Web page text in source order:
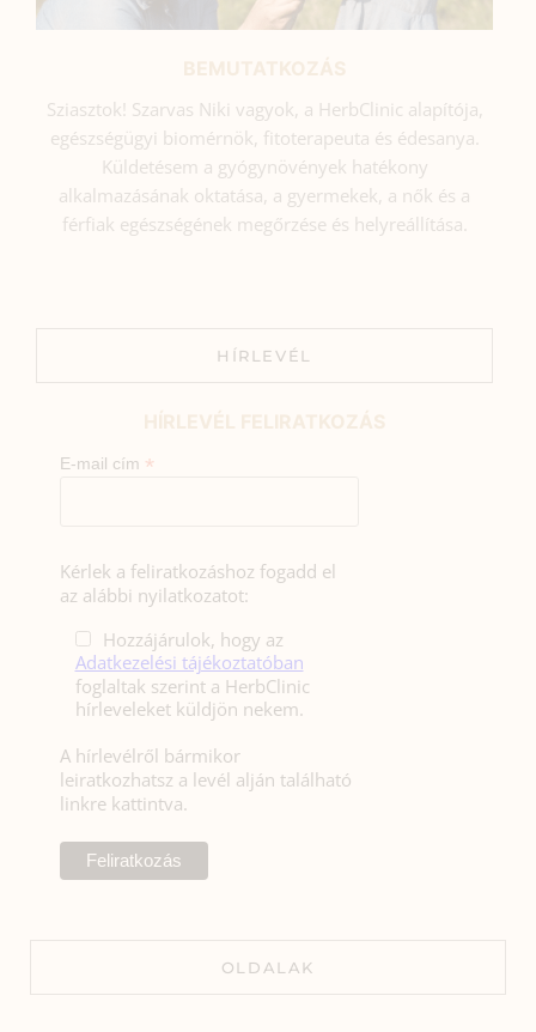
Sziasztok! Szarvas Niki vagyok, a HerbClinic alapítója,
egészségügyi biomérnök, fitoterapeuta és édesanya.
Küldetésem a gyógynövények hatékony
alkalmazásának oktatása, a gyermekek, a nők és a
férfiak egészségének megőrzése és helyreállítása.
HÍRLEVÉL
E-mail cím *
Kérlek a feliratkozáshoz fogadd el
az alábbi nyilatkozatot:
Hozzájárulok, hogy az
Adatkezelési tájékoztatóban
foglaltak szerint a HerbClinic
hírleveleket küldjön nekem.
A hírlevélről bármikor
leiratkozhatsz a levél alján található
linkre kattintva.
OLDALAK